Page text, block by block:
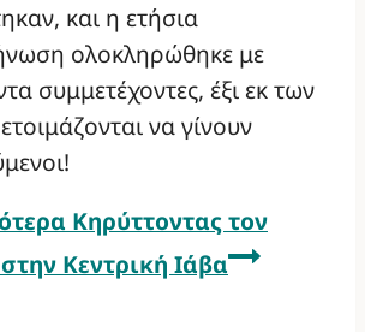
και η ετήσια
ολοκληρώθηκε με
συμμετέχοντες, έξι εκ των
να γίνουν
Κηρύττοντας τον
Κεντρική Ιάβα